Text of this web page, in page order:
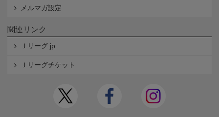
メルマガ設定
関連リンク
Ｊリーグ.jp
Ｊリーグチケット